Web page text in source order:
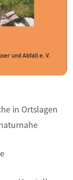
in Ortslagen